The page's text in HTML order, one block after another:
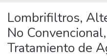
Lombrifiltros,
No
Tratamiento de